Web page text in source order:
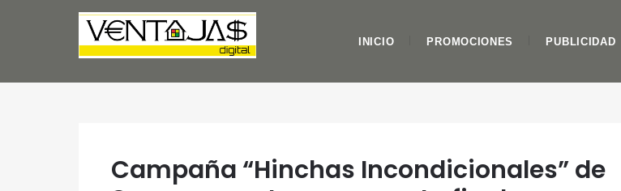
INICIO PROMOCIONES PUBLICIDAD
Campaña “Hinchas Incondicionales” de